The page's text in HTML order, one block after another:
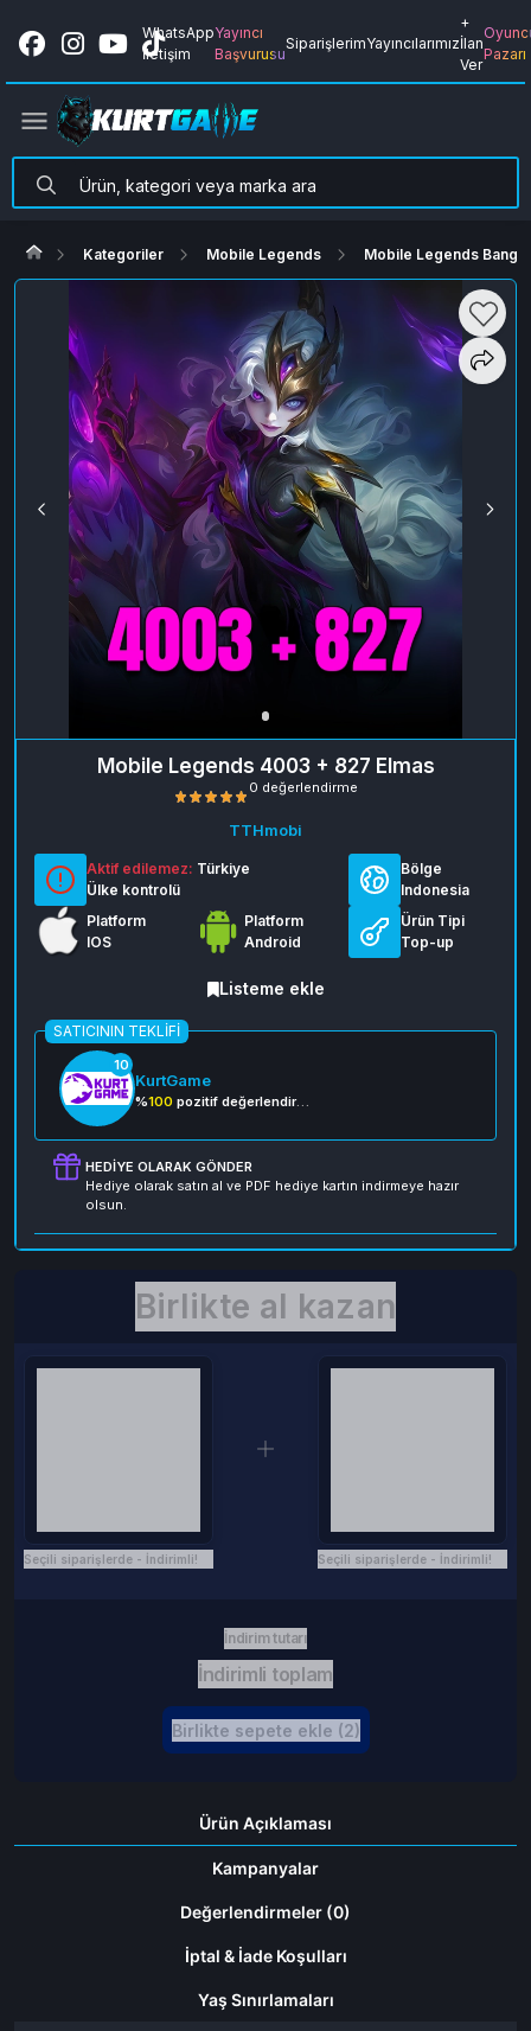
WhatsApp
İletişim
Yayıncı
Başvurusu
SiparişlerimYayıncılarımız
+
İlan
Ver
Pazarı
Kategoriler Mobile Legends Mobile Legends Bang
Mobile Legends 4003 + 827 Elmas
0 değerlendirme
TTHmobi
Aktif edilemez: Türkiye
Ülke kontrolü
Bölge
Indonesia
Platform
IOS
Platform
Android
Ürün Tipi
Top-up
Listeme ekle
SATICININ TEKLIFI
10
KurtGame
%100 pozitif değerlendirme
HEDIYE OLARAK GÖNDER
Hediye olarak satın al ve PDF hediye kartın indirmeye hazır
olsun.
Birlikte al kazan
Seçili siparişlerde - İndirimli! Seçili siparişlerde - İndirimli!
İndirim tutarı
İndirimli toplam
Birlikte sepete ekle (2)
Ürün Açıklaması
Kampanyalar
Değerlendirmeler (0)
İptal & İade Koşulları
Yaş Sınırlamaları